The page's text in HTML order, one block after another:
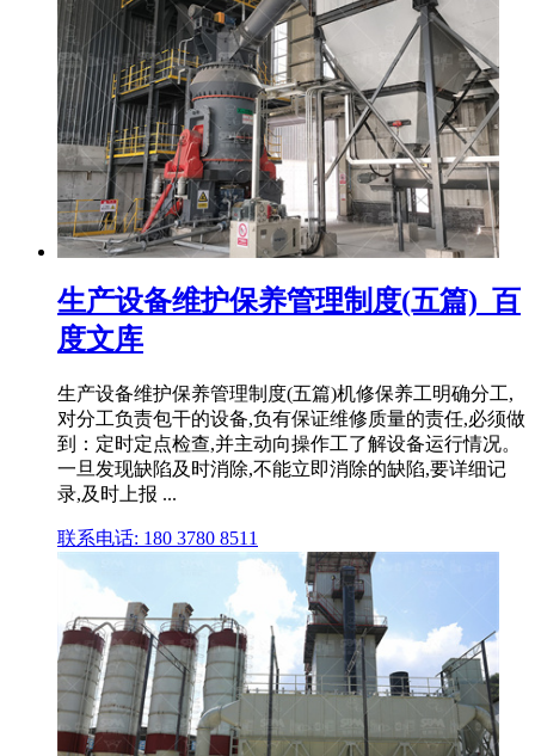
生产设备维护保养管理制度(五篇)_百
度文库
生产设备维护保养管理制度(五篇)机修保养工明确分工,
对分工负责包干的设备,负有保证维修质量的责任,必须做
到：定时定点检查,并主动向操作工了解设备运行情况。
一旦发现缺陷及时消除,不能立即消除的缺陷,要详细记
录,及时上报 ...
联系电话: 180 3780 8511